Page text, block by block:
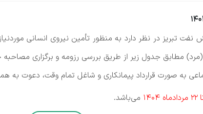
نفت تبریز در نظر دارد به منظور تأمین نیروی انسانی
مطابق جدول زیر از طریق بررسی رزومه و برگزاری مصاحبه
به صورت قرارداد پیمانکاری و شاغل تمام وقت، دعوت به
1404 می‌باشد.